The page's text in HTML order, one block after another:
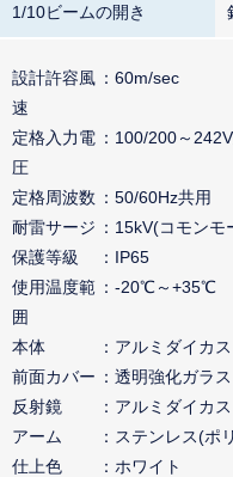
1/10ビームの開き
設計許容風
速
60m/sec
定格入力電
圧
100/200～
定格周波数
50/60Hz共用
耐雷サージ
15kV(コモンモ
保護等級
IP65
使用温度範
囲
-20℃～+35℃
本体
アルミダイカ
前面カバー
透明強化ガラス
反射鏡
アルミダイカ
アーム
ステンレス(ポ
仕上色
ホワイト